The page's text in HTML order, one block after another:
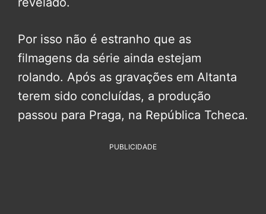
Por isso não é estranho que as
filmagens da série ainda estejam
rolando. Após as gravações em Altanta
terem sido concluídas, a produção
passou para Praga, na República Tcheca.
PUBLICIDADE